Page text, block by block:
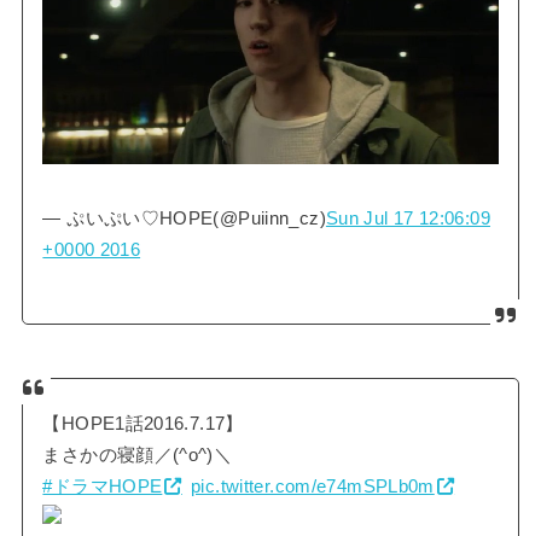
— ぷいぷい♡HOPE(@Puiinn_cz)Sun Jul 17 12:06:09
+0000 2016
【HOPE1話2016.7.17】
まさかの寝顔／(^o^)＼
#ドラマHOPE
pic.twitter.com/e74mSPLb0m